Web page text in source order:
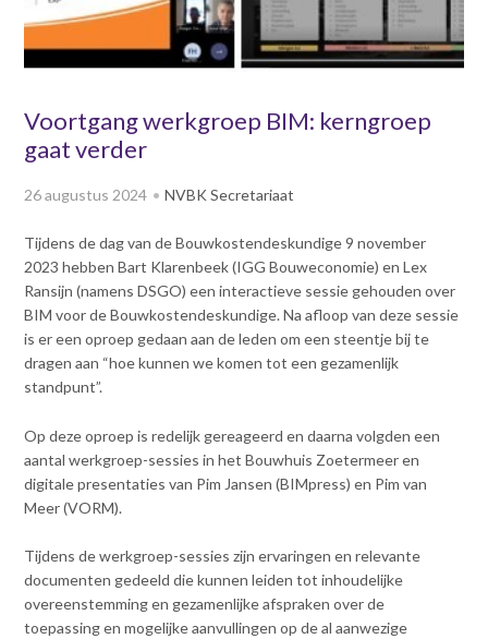
i
o
J
m
p
t
o
m
a
c
o
n
t
n
t
Voortgang werkgroep BIM: kerngroep
gaat verder
26 augustus 2024 NVBK Secretariaat
Tijdens de dag van de Bouwkostendeskundige 9 november
2023 hebben Bart Klarenbeek (IGG Bouweconomie) en Lex
Ransijn (namens DSGO) een interactieve sessie gehouden over
BIM voor de Bouwkostendeskundige. Na afloop van deze sessie
is er een oproep gedaan aan de leden om een steentje bij te
dragen aan “hoe kunnen we komen tot een gezamenlijk
standpunt”.
Op deze oproep is redelijk gereageerd en daarna volgden een
aantal werkgroep-sessies in het Bouwhuis Zoetermeer en
digitale presentaties van Pim Jansen (BIMpress) en Pim van
Meer (VORM).
Tijdens de werkgroep-sessies zijn ervaringen en relevante
documenten gedeeld die kunnen leiden tot inhoudelijke
overeenstemming en gezamenlijke afspraken over de
toepassing en mogelijke aanvullingen op de al aanwezige
Dag van de
Bouwkostendeskundige 2024
Dag van de
november 2023
Publicatiereeks
Nieuwsbrieven
Nieuwsarchief
Artikelen
Verenigingsdocumenten
Opleiding & Carrière
Partners
Contact
Inloggen mijn NVBK
Contact